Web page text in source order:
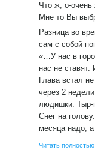
Что ж, о-очень
Мне то Вы
Разница во
сам с собой
«…У нас в
нас не ставят.
Глава встал
через 2
людишки. Тыр-
Снег на
месяца надо,
Читать полностью